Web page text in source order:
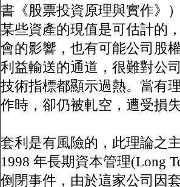
書《股票投資原理與實作》
某些資產的現值是可估計的
會的影響，也有可能公司股
利益輸送的通道，很難對公
技術指標都顯示過熱。當有
作時，卻仍被軋空，遭受損
套利是有風險的，此理論之
1998 年長期資本管理(Long
倒閉事件，由於這家公司因